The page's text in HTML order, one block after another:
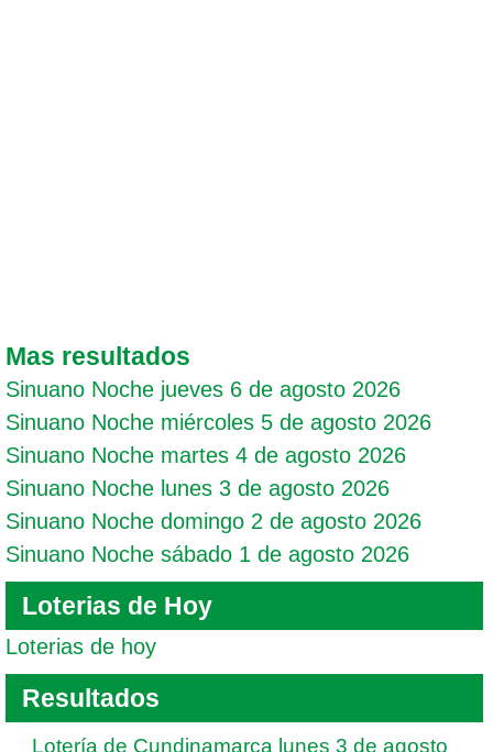
Mas resultados
Sinuano Noche jueves 6 de agosto 2026
Sinuano Noche miércoles 5 de agosto 2026
Sinuano Noche martes 4 de agosto 2026
Sinuano Noche lunes 3 de agosto 2026
Sinuano Noche domingo 2 de agosto 2026
Sinuano Noche sábado 1 de agosto 2026
Loterias de Hoy
Loterias de hoy
Resultados
Lotería de Cundinamarca lunes 3 de agosto